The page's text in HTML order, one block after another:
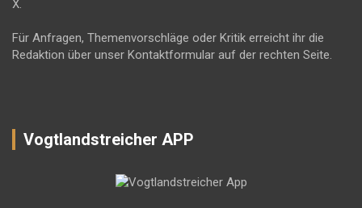
X.
Für Anfragen, Themenvorschläge oder Kritik erreicht ihr die
Redaktion über unser Kontaktformular auf der rechten Seite.
Vogtlandstreicher APP